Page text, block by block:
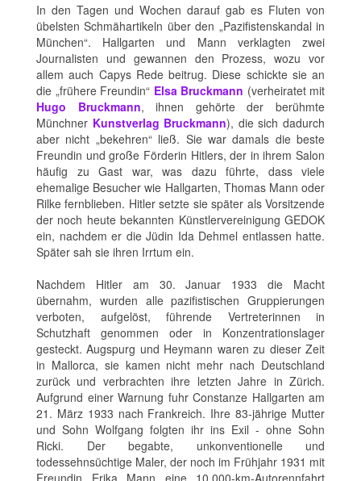
In den Tagen und Wochen darauf gab es Fluten von
übelsten Schmähartikeln über den „Pazifistenskandal in
München“. Hallgarten und Mann verklagten zwei
Journalisten und gewannen den Prozess, wozu vor
allem auch Capys Rede beitrug. Diese schickte sie an
die „frühere Freundin“ Elsa Bruckmann (verheiratet mit
Hugo Bruckmann, ihnen gehörte der berühmte
Münchner Kunstverlag Bruckmann), die sich dadurch
aber nicht „bekehren“ ließ. Sie war damals die beste
Freundin und große Förderin Hitlers, der in ihrem Salon
häufig zu Gast war, was dazu führte, dass viele
ehemalige Besucher wie Hallgarten, Thomas Mann oder
Rilke fernblieben. Hitler setzte sie später als Vorsitzende
der noch heute bekannten Künstlervereinigung GEDOK
ein, nachdem er die Jüdin Ida Dehmel entlassen hatte.
Später sah sie ihren Irrtum ein.
Nachdem Hitler am 30. Januar 1933 die Macht
übernahm, wurden alle pazifistischen Gruppierungen
verboten, aufgelöst, führende Vertreterinnen in
Schutzhaft genommen oder in Konzentrationslager
gesteckt. Augspurg und Heymann waren zu dieser Zeit
in Mallorca, sie kamen nicht mehr nach Deutschland
zurück und verbrachten ihre letzten Jahre in Zürich.
Aufgrund einer Warnung fuhr Constanze Hallgarten am
21. März 1933 nach Frankreich. Ihre 83-jährige Mutter
und Sohn Wolfgang folgten ihr ins Exil - ohne Sohn
Ricki. Der begabte, unkonventionelle und
todessehnsüchtige Maler, der noch im Frühjahr 1931 mit
Freundin Erika Mann eine 10.000-km-Autorennfahrt